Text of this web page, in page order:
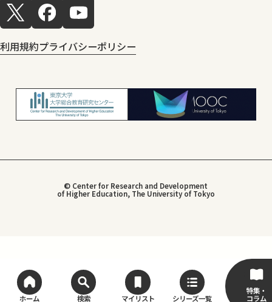
ホーム 検索 マイリスト シリーズ一覧
特集・
コラム
利用規約プライバシーポリシー
© Center for Research and Development
of Higher Education, The University of Tokyo